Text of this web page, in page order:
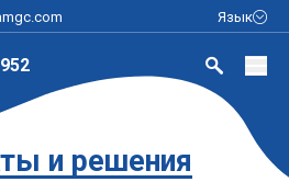
Язык
и решения